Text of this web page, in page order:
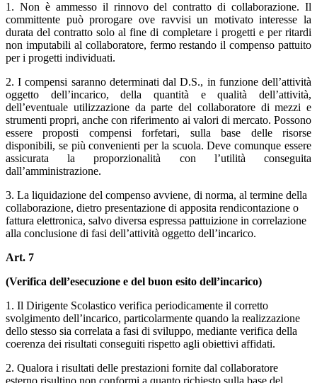
1. Non è ammesso il rinnovo del contratto di collaborazione. Il
committente può prorogare ove ravvisi un motivato interesse la
durata del contratto solo al fine di completare i progetti e per ritardi
non imputabili al collaboratore, fermo restando il compenso pattuito
per i progetti individuati.
2. I compensi saranno determinati dal D.S., in funzione dell’attività
oggetto dell’incarico, della quantità e qualità dell’attività,
dell’eventuale utilizzazione da parte del collaboratore di mezzi e
strumenti propri, anche con riferimento ai valori di mercato. Possono
essere proposti compensi forfetari, sulla base delle risorse
disponibili, se più convenienti per la scuola. Deve comunque essere
assicurata la proporzionalità con l’utilità conseguita
dall’amministrazione.
3. La liquidazione del compenso avviene, di norma, al termine della
collaborazione, dietro presentazione di apposita rendicontazione o
fattura elettronica, salvo diversa espressa pattuizione in correlazione
alla conclusione di fasi dell’attività oggetto dell’incarico.
Art. 7
(Verifica dell’esecuzione e del buon esito dell’incarico)
1. Il Dirigente Scolastico verifica periodicamente il corretto
svolgimento dell’incarico, particolarmente quando la realizzazione
dello stesso sia correlata a fasi di sviluppo, mediante verifica della
coerenza dei risultati conseguiti rispetto agli obiettivi affidati.
2. Qualora i risultati delle prestazioni fornite dal collaboratore